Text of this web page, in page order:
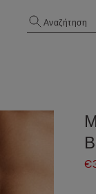
Αναζήτηση